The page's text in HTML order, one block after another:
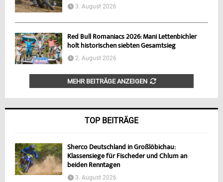
3. August 2026
Red Bull Romaniacs 2026: Mani Lettenbichler
holt historischen siebten Gesamtsieg
2. August 2026
MEHR BEITRÄGE ANZEIGEN
TOP BEITRÄGE
Sherco Deutschland in Großlöbichau:
Klassensiege für Fischeder und Chlum an
beiden Renntagen
3. August 2026